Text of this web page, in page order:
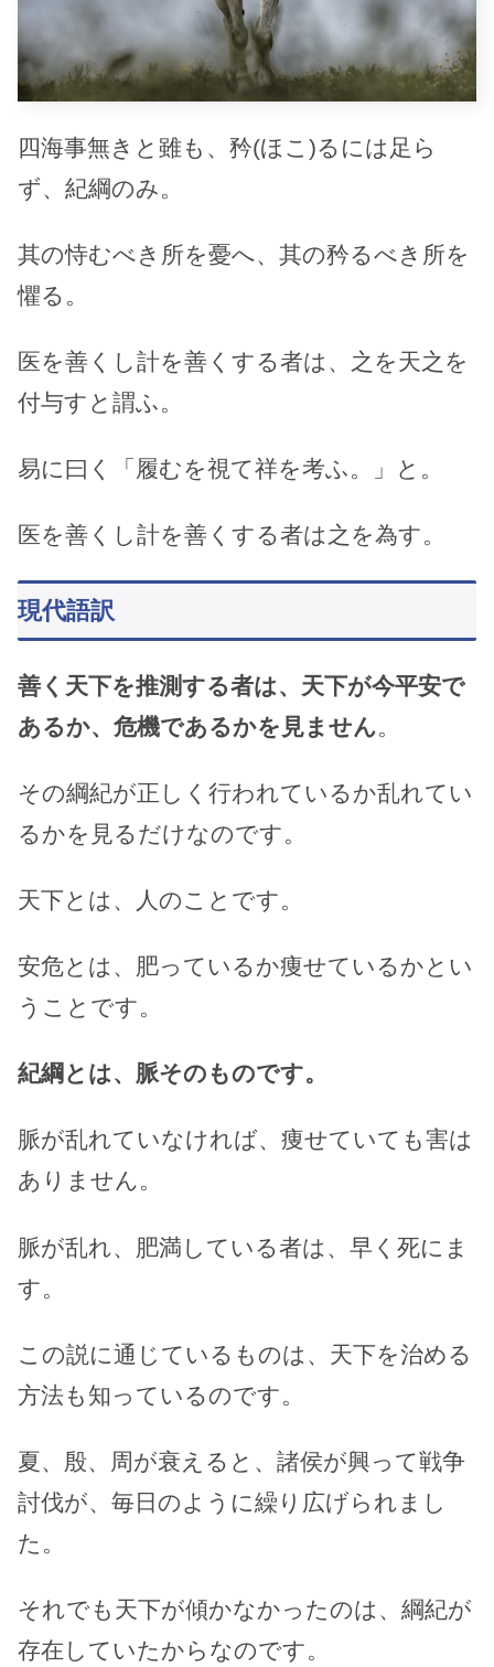
四海事無きと雖も、矜(ほこ)るには足ら
ず、紀綱のみ。
其の恃むべき所を憂へ、其の矜るべき所を
懼る。
医を善くし計を善くする者は、之を天之を
付与すと謂ふ。
易に曰く「履むを視て祥を考ふ。」と。
医を善くし計を善くする者は之を為す。
現代語訳
善く天下を推測する者は、天下が今平安で
あるか、危機であるかを見ません。
その綱紀が正しく行われているか乱れてい
るかを見るだけなのです。
天下とは、人のことです。
安危とは、肥っているか痩せているかとい
うことです。
紀綱とは、脈そのものです。
脈が乱れていなければ、痩せていても害は
ありません。
脈が乱れ、肥満している者は、早く死にま
す。
この説に通じているものは、天下を治める
方法も知っているのです。
夏、殷、周が衰えると、諸侯が興って戦争
討伐が、毎日のように繰り広げられまし
た。
それでも天下が傾かなかったのは、綱紀が
存在していたからなのです。